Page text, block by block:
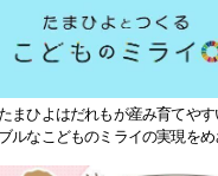
たまひよはだれもが産み育てや
ブルなこどものミライの実現を